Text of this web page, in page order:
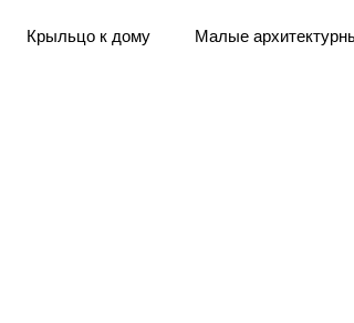
Крыльцо к дому Малые